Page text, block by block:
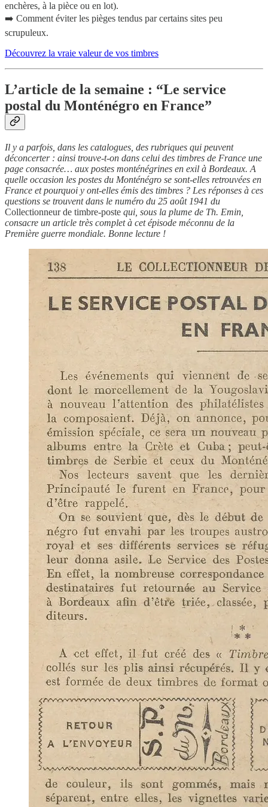
enchères, à la pièce ou en lot).
➡️ Comment éviter les pièges tendus par certains sites peu
scrupuleux.
Découvrez la vraie valeur de vos timbres
L’article de la semaine : “Le service
postal du Monténégro en France”
Il y a parfois, dans les catalogues, des rubriques qui peuvent
déconcerter : ainsi trouve-t-on dans celui des timbres de France une
page consacrée… aux postes monténégrines en exil à Bordeaux. A
quelle occasion les postes du Monténégro se sont-elles retrouvées en
France et pourquoi y ont-elles émis des timbres ? Les réponses à ces
questions se trouvent dans le numéro du 25 août 1941 du
Collectionneur de timbre-poste qui, sous la plume de Th. Emin,
consacre un article très complet à cet épisode méconnu de la
Première guerre mondiale. Bonne lecture !